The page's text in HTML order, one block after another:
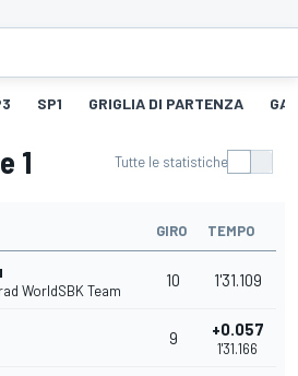
SP1 GRIGLIA DI PARTENZA
1 Tutte le statistiche
GIRO TEMPO
WorldSBK Team
10 1'31.109
9 +0.057
1'31.166